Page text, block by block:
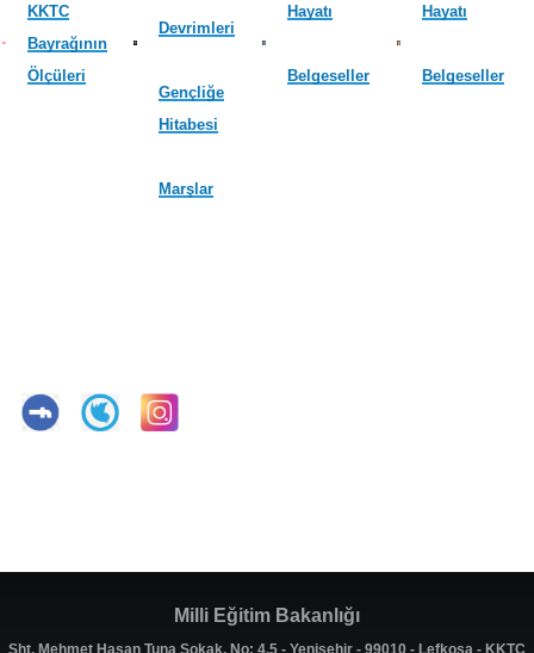
KKTC
Bayrağının
Ölçüleri
Devrimleri
Gençliğe
Hitabesi
Marşlar
Hayatı
Belgeseller
Hayatı
Belgeseller
Milli Eğitim Bakanlığı
Şht. Mehmet Hasan Tuna Sokak, No: 4,5 - Yenişehir - 99010 - Lefkoşa - KKTC